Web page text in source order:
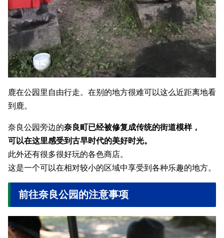
鹿在公园里自由行走。在别的地方很难可以这么近距离地看
到鹿。
奈良公园旁边的奈良町已经被修复成传统的街道模样，
可以在这里感受到古早时代的美好时光。
此外还有很多很好玩的各色商店。
这是一个可以在相对较小的区域中享受到各种乐趣的地方。
前往奈良公园的注意事项